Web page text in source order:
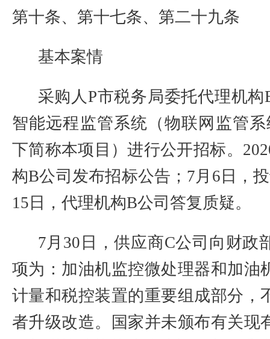
第十条、第十七条、第二十九条
基本案情
采购人P市税务局委托代理机构
智能远程监管系统（物联网监管
下简称本项目）进行公开招标。
构B公司发布招标公告； 7月 6 日，
15 日，代理机构B公司答复质疑。
7月 30 日，供应商C公司向财政
项为：加油机监控微处理器和加油
计量和税控装置的重要组成部分，
者升级改造。国家并未颁布有关现